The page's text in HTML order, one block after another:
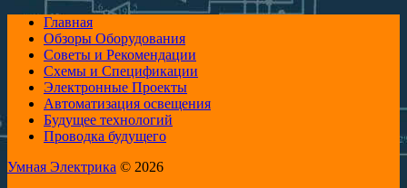
Главная
Обзоры Оборудования
Советы и Рекомендации
Схемы и Спецификации
Электронные Проекты
Автоматизация освещения
Будущее технологий
Проводка будущего
Умная Электрика © 2026